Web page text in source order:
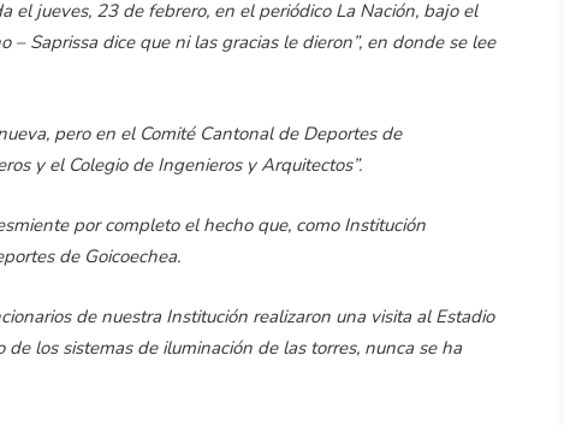
el jueves, 23 de febrero, en el periódico La Nación, bajo el
Saprissa dice que ni las gracias le dieron”, en donde se lee
pero en el Comité Cantonal de Deportes de
y el Colegio de Ingenieros y Arquitectos”.
por completo el hecho que, como Institución
de Goicoechea.
de nuestra Institución realizaron una visita al Estadio
los sistemas de iluminación de las torres, nunca se ha